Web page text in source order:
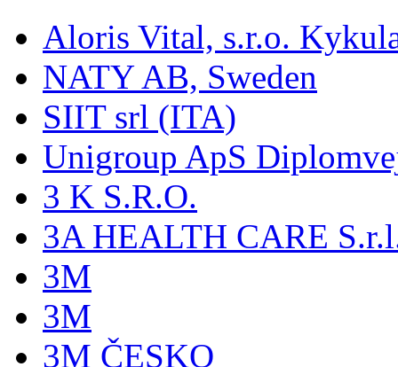
Aloris Vital, s.r.o.
NATY AB, Sweden
SIIT srl (ITA)
Unigroup ApS
3 K S.R.O.
3A HEALTH CARE
3M
3M
3M ČESKO